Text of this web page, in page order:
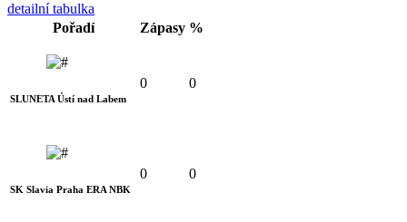
detailní tabulka
Pořadí
Zápasy %
SLUNETA Ústí nad Labem
0 0
SK Slavia Praha ERA NBK
0 0